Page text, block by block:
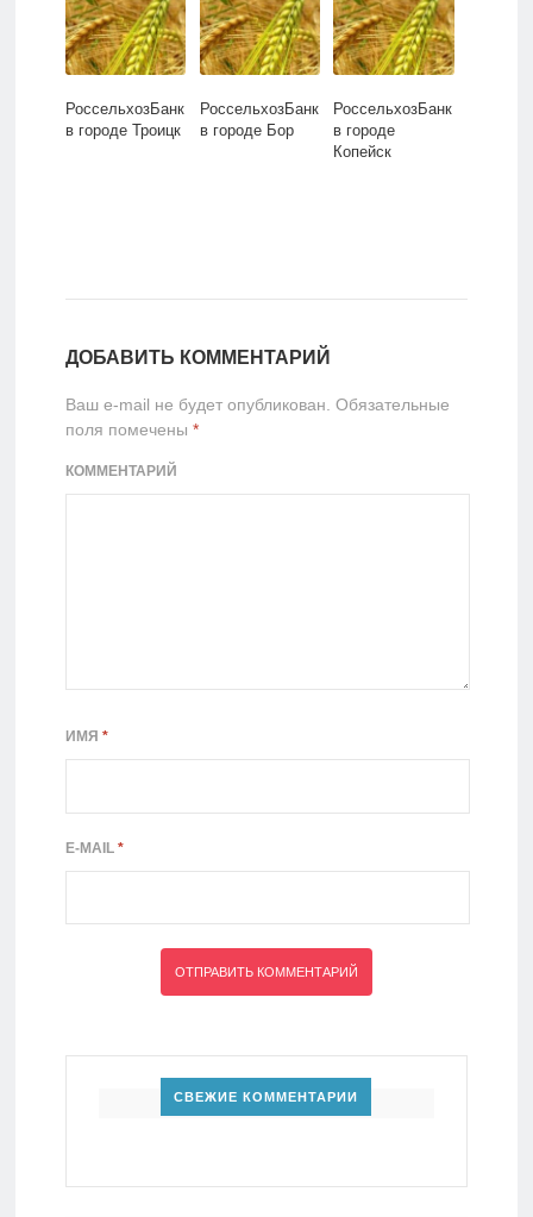
РоссельхозБанк
в городе Троицк
РоссельхозБанк
в городе Бор
РоссельхозБанк
в городе
Копейск
ДОБАВИТЬ КОММЕНТАРИЙ
Ваш e-mail не будет опубликован. Обязательные
поля помечены *
КОММЕНТАРИЙ
ИМЯ *
E-MAIL *
СВЕЖИЕ КОММЕНТАРИИ